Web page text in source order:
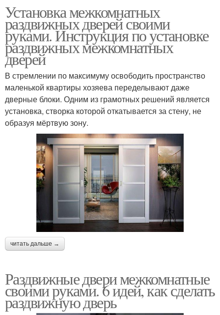
Установка межкомнатных
раздвижных дверей своими
руками. Инструкция по установке
раздвижных межкомнатных
дверей
В стремлении по максимуму освободить пространство
маленькой квартиры хозяева переделывают даже
дверные блоки. Одним из грамотных решений является
установка, створка которой откатывается за стену, не
образуя мёртвую зону.
читать дальше →
Раздвижные двери межкомнатные
своими руками. 6 идей, как сделать
раздвижную дверь